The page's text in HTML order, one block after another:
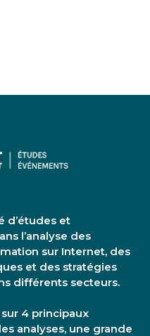
d’études et
l’analyse des
sur Internet, des
et des stratégies
différents secteurs.
4 principaux
analyses, une grande